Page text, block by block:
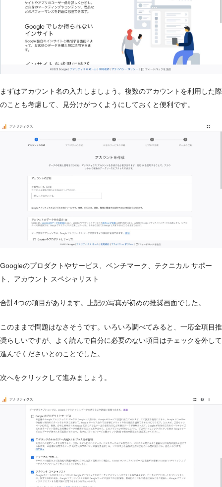
まずはアカウント名の入力しましょう。複数のアカウントを利用した際
のことも考慮して、見分けがつくようにしておくと便利です。
Googleのプロダクトやサービス、ベンチマーク、テクニカル サポー
ト、アカウント スペシャリスト
合計4つの項目があります。上記の写真が初めの推奨画面でした。
このままで問題はなさそうです。いろいろ調べてみると、一応全項目推
奨らしいですが、よく読んで自分に必要のない項目はチェックを外して
進んでくださいとのことでした。
次へをクリックして進みましょう。